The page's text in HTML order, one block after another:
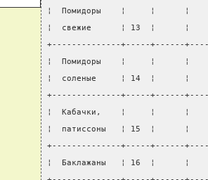
¦  Помидоры    ¦     ¦
¦  свежие      ¦ 13  ¦
+--------------+-----+------
¦  Помидоры    ¦     ¦
¦  соленые     ¦ 14  ¦
+--------------+-----+------
¦  Кабачки,    ¦     ¦
¦  патиссоны   ¦ 15  ¦
+--------------+-----+------
¦  Баклажаны   ¦ 16  ¦